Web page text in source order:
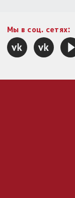
Мы в соц. сетях: